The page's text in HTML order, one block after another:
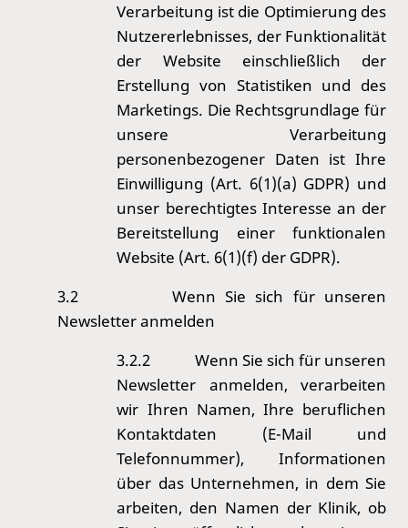
Verarbeitung ist die Optimierung des
Nutzererlebnisses, der Funktionalität
der Website einschließlich der
Erstellung von Statistiken und des
Marketings. Die Rechtsgrundlage für
unsere Verarbeitung
personenbezogener Daten ist Ihre
Einwilligung (Art. 6(1)(a) GDPR) und
unser berechtigtes Interesse an der
Bereitstellung einer funktionalen
Website (Art. 6(1)(f) der GDPR).
3.2 Wenn Sie sich für unseren
Newsletter anmelden
3.2.2 Wenn Sie sich für unseren
Newsletter anmelden, verarbeiten
wir Ihren Namen, Ihre beruflichen
Kontaktdaten (E-Mail und
Telefonnummer), Informationen
über das Unternehmen, in dem Sie
arbeiten, den Namen der Klinik, ob